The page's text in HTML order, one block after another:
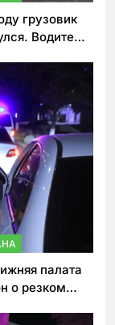
грузовик
Водитель
палата
о резком